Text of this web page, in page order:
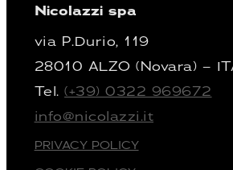
Nicolazzi spa
via P.Durio, 119
28010 ALZO (Novara) –
Tel.(+39) 0322 969672
info@nicolazzi.it
PRIVACY POLICY